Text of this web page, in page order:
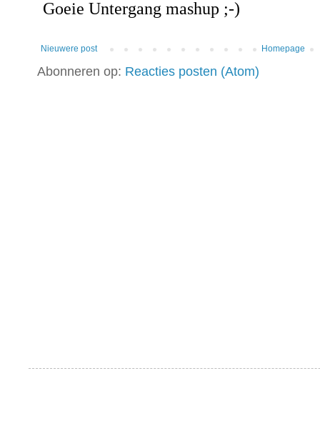
Nieuwere post Homepage
Abonneren op: Reacties posten (Atom)